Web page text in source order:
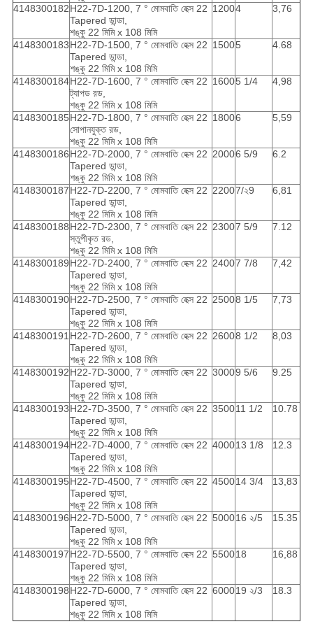
4148300182H22-7D-1200, 7 ° মোমবাতি হেক্স 22
Tapered ডান্ডা,
শঙ্কু 22 মিমি x 108 মিমি
12004 3,76
4148300183H22-7D-1500, 7 ° মোমবাতি হেক্স 22
Tapered ডান্ডা,
শঙ্কু 22 মিমি x 108 মিমি
15005 4.68
4148300184H22-7D-1600, 7 ° মোমবাতি হেক্স 22
ট্যাপড রড,
শঙ্কু 22 মিমি x 108 মিমি
16005 1/4 4,98
4148300185H22-7D-1800, 7 ° মোমবাতি হেক্স 22
সোপানযুক্ত রড,
শঙ্কু 22 মিমি x 108 মিমি
18006 5,59
4148300186H22-7D-2000, 7 ° মোমবাতি হেক্স 22
Tapered ডান্ডা,
শঙ্কু 22 মিমি x 108 মিমি
20006 5/9 6.2
4148300187H22-7D-2200, 7 ° মোমবাতি হেক্স 22
Tapered ডান্ডা,
শঙ্কু 22 মিমি x 108 মিমি
22007/২9 6,81
4148300188H22-7D-2300, 7 ° মোমবাতি হেক্স 22
স্তুপীকৃত রড,
শঙ্কু 22 মিমি x 108 মিমি
23007 5/9 7.12
4148300189H22-7D-2400, 7 ° মোমবাতি হেক্স 22
Tapered ডান্ডা,
শঙ্কু 22 মিমি x 108 মিমি
24007 7/8 7,42
4148300190H22-7D-2500, 7 ° মোমবাতি হেক্স 22
Tapered ডান্ডা,
শঙ্কু 22 মিমি x 108 মিমি
25008 1/5 7,73
4148300191H22-7D-2600, 7 ° মোমবাতি হেক্স 22
Tapered ডান্ডা,
শঙ্কু 22 মিমি x 108 মিমি
26008 1/2 8,03
4148300192H22-7D-3000, 7 ° মোমবাতি হেক্স 22
Tapered ডান্ডা,
শঙ্কু 22 মিমি x 108 মিমি
30009 5/6 9.25
4148300193H22-7D-3500, 7 ° মোমবাতি হেক্স 22
Tapered ডান্ডা,
শঙ্কু 22 মিমি x 108 মিমি
350011 1/2 10.78
4148300194H22-7D-4000, 7 ° মোমবাতি হেক্স 22
Tapered ডান্ডা,
শঙ্কু 22 মিমি x 108 মিমি
400013 1/8 12.3
4148300195H22-7D-4500, 7 ° মোমবাতি হেক্স 22
Tapered ডান্ডা,
শঙ্কু 22 মিমি x 108 মিমি
450014 3/4 13,83
4148300196H22-7D-5000, 7 ° মোমবাতি হেক্স 22
Tapered ডান্ডা,
শঙ্কু 22 মিমি x 108 মিমি
500016 ২/5 15.35
4148300197H22-7D-5500, 7 ° মোমবাতি হেক্স 22
Tapered ডান্ডা,
শঙ্কু 22 মিমি x 108 মিমি
550018 16,88
4148300198H22-7D-6000, 7 ° মোমবাতি হেক্স 22
Tapered ডান্ডা,
শঙ্কু 22 মিমি x 108 মিমি
600019 ২/3 18.3